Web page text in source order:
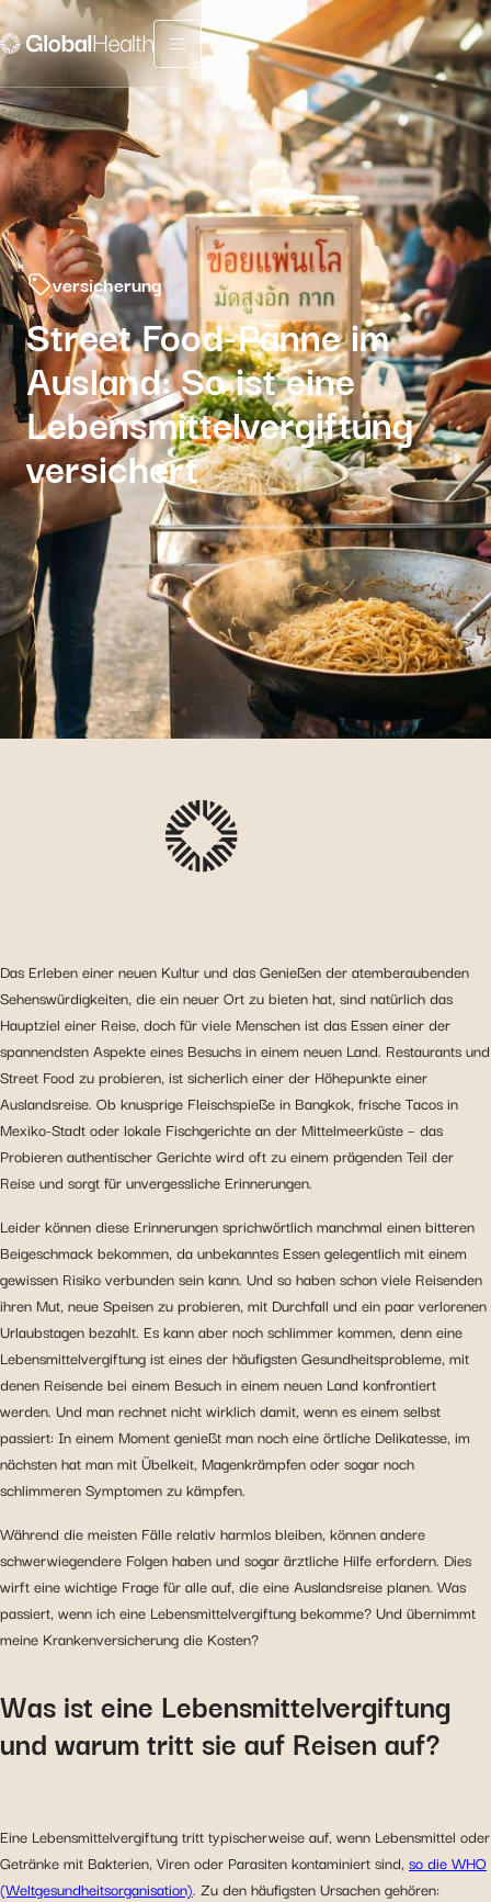
Menu fermé
versicherung
Street Food-Panne im
Ausland: So ist eine
Lebensmittelvergiftung
versichert
Das Erleben einer neuen Kultur und das Genießen der atemberaubenden
Sehenswürdigkeiten, die ein neuer Ort zu bieten hat, sind natürlich das
Hauptziel einer Reise, doch für viele Menschen ist das Essen einer der
spannendsten Aspekte eines Besuchs in einem neuen Land. Restaurants und
Street Food zu probieren, ist sicherlich einer der Höhepunkte einer
Auslandsreise. Ob knusprige Fleischspieße in Bangkok, frische Tacos in
Mexiko-Stadt oder lokale Fischgerichte an der Mittelmeerküste – das
Probieren authentischer Gerichte wird oft zu einem prägenden Teil der
Reise und sorgt für unvergessliche Erinnerungen.
Leider können diese Erinnerungen sprichwörtlich manchmal einen bitteren
Beigeschmack bekommen, da unbekanntes Essen gelegentlich mit einem
gewissen Risiko verbunden sein kann. Und so haben schon viele Reisenden
ihren Mut, neue Speisen zu probieren, mit Durchfall und ein paar verlorenen
Urlaubstagen bezahlt. Es kann aber noch schlimmer kommen, denn eine
Lebensmittelvergiftung ist eines der häufigsten Gesundheitsprobleme, mit
denen Reisende bei einem Besuch in einem neuen Land konfrontiert
werden. Und man rechnet nicht wirklich damit, wenn es einem selbst
passiert: In einem Moment genießt man noch eine örtliche Delikatesse, im
nächsten hat man mit Übelkeit, Magenkrämpfen oder sogar noch
schlimmeren Symptomen zu kämpfen.
Während die meisten Fälle relativ harmlos bleiben, können andere
schwerwiegendere Folgen haben und sogar ärztliche Hilfe erfordern. Dies
wirft eine wichtige Frage für alle auf, die eine Auslandsreise planen. Was
passiert, wenn ich eine Lebensmittelvergiftung bekomme? Und übernimmt
meine Krankenversicherung die Kosten?
Was ist eine Lebensmittelvergiftung
und warum tritt sie auf Reisen auf?
Eine Lebensmittelvergiftung tritt typischerweise auf, wenn Lebensmittel oder
Getränke mit Bakterien, Viren oder Parasiten kontaminiert sind,so die WHO
(Weltgesundheitsorganisation). Zu den häufigsten Ursachen gehören: